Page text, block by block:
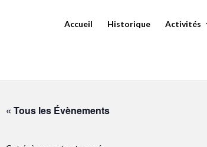
Accueil Historique Activités
« Tous les Évènements